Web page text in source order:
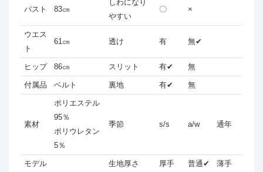
バスト 83㎝
しわになり
やすい
〇 ×
ウエス
ト
61㎝ 透け 有 無✔
ヒップ 86㎝ スリット 有✔ 無
付属品 ベルト 裏地 有✔ 無
素材
ポリエステル
95％
ポリウレタン
5％
季節 s/s a/w 通年
モデル 生地厚さ 厚手 普通✔ 薄手